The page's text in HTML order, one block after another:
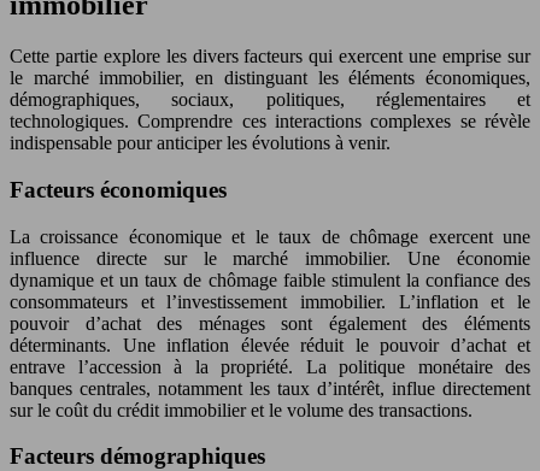
Cette partie explore les divers facteurs qui exercent une emprise sur
le marché immobilier, en distinguant les éléments économiques,
démographiques, sociaux, politiques, réglementaires et
technologiques. Comprendre ces interactions complexes se révèle
indispensable pour anticiper les évolutions à venir.
Facteurs économiques
La croissance économique et le taux de chômage exercent une
influence directe sur le marché immobilier. Une économie
dynamique et un taux de chômage faible stimulent la confiance des
consommateurs et l’investissement immobilier. L’inflation et le
pouvoir d’achat des ménages sont également des éléments
déterminants. Une inflation élevée réduit le pouvoir d’achat et
entrave l’accession à la propriété. La politique monétaire des
banques centrales, notamment les taux d’intérêt, influe directement
sur le coût du crédit immobilier et le volume des transactions.
Facteurs démographiques